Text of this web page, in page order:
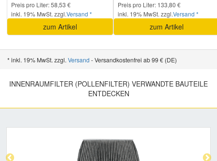
Preis pro Liter: 58,53 €
inkl. 19% MwSt. zzgl.Versand *
zum Artikel
Preis pro Liter: 133,80 €
inkl. 19% MwSt. zzgl.Versand *
zum Artikel
* inkl. 19% MwSt. zzgl. Versand - Versandkostenfrei ab 99 € (DE)
INNENRAUMFILTER (POLLENFILTER) VERWANDTE BAUTEILE
ENTDECKEN